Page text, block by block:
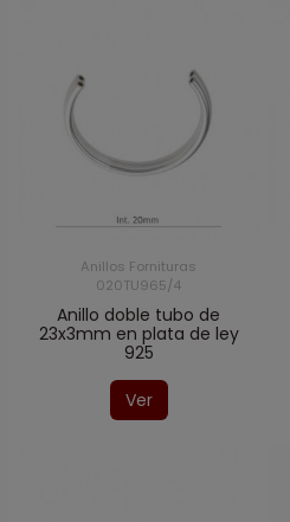
Anillos Fornituras
020TU965/4
Anillo doble tubo de
23x3mm en plata de ley
925
Ver